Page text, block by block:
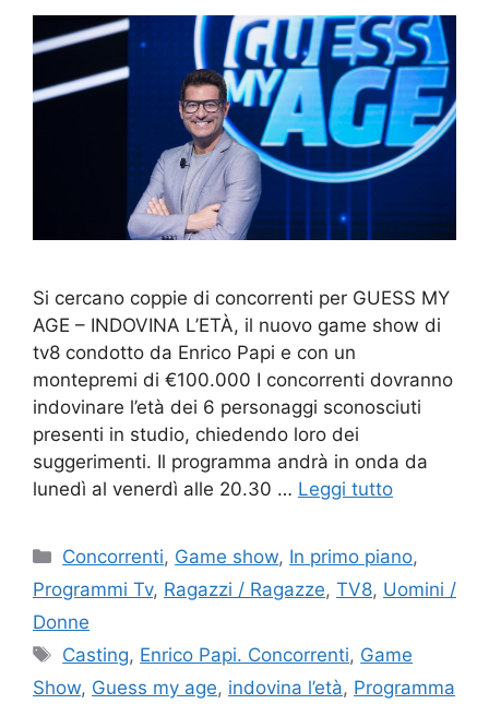
Si cercano coppie di concorrenti per GUESS MY
AGE – INDOVINA L’ETÀ, il nuovo game show di
tv8 condotto da Enrico Papi e con un
montepremi di €100.000 I concorrenti dovranno
indovinare l’età dei 6 personaggi sconosciuti
presenti in studio, chiedendo loro dei
suggerimenti. Il programma andrà in onda da
lunedì al venerdì alle 20.30 … Leggi tutto
Categorie
Concorrenti, Game show, In primo piano,
Programmi Tv, Ragazzi / Ragazze, TV8, Uomini /
Donne
Tag
Casting, Enrico Papi. Concorrenti, Game
Show, Guess my age, indovina l’età, Programma